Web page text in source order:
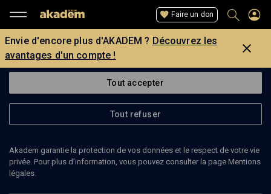
Faire un don
Envie d'encore plus d'AKADEM ? Découvrez les
avantages d'un compte !
Tout accepter
Tout refuser
Akadem garantie la protection de vos données et le respect de votre vie
privée. Pour plus d’information, vous pouvez consulter la page Mentions
légales.